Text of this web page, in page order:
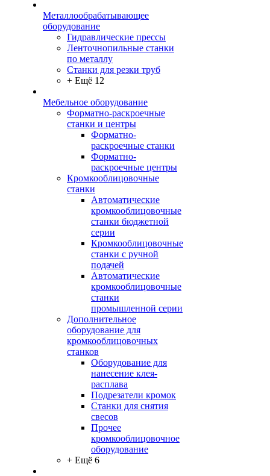
Металлообрабатывающее
оборудование
Гидравлические прессы
Ленточнопильные станки
по металлу
Станки для резки труб
+ Ещё 12
Мебельное оборудование
Форматно-раскроечные
станки и центры
Форматно-
раскроечные станки
Форматно-
раскроечные центры
Кромкооблицовочные
станки
Автоматические
кромкооблицовочные
станки бюджетной
серии
Кромкооблицовочные
станки с ручной
подачей
Автоматические
кромкооблицовочные
станки
промышленной серии
Дополнительное
оборудование для
кромкооблицовочных
станков
Оборудование для
нанесение клея-
расплава
Подрезатели кромок
Станки для снятия
свесов
Прочее
кромкооблицовочное
оборудование
+ Ещё 6